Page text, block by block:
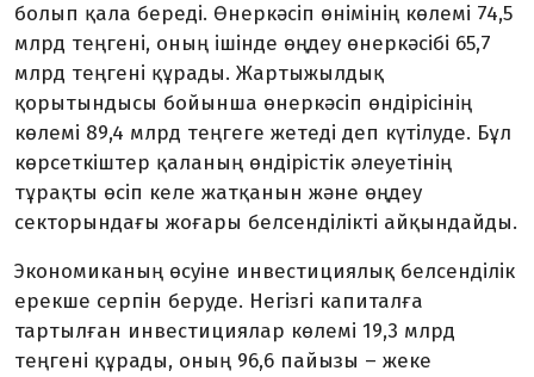
болып қала береді. Өнер­кәсіп өнімі­нің көлемі 74,5
млрд теңгені, оның ішінде өңдеу өнеркәсібі 65,7
млрд теңгені құрады. Жар­тыжылдық
қорытындысы бойын­ша өнер­кәсіп өндірісінің
көлемі 89,4 млрд теңгеге жетеді деп күті­луде. Бұл
көрсеткіштер қала­ның өндірістік әлеуетінің
тұрақты өсіп келе жатқанын және өңдеу
секторындағы жо­ғары белсенділікті айқын­дай­ды.
Экономиканың өсуіне ин­вес­тициялық белсенділік
ерекше серпін беруде. Негізгі капиталға
тартылған инвес­тициялар көлемі 19,3 млрд
теңгені құрады, оның 96,6 пайызы – жеке